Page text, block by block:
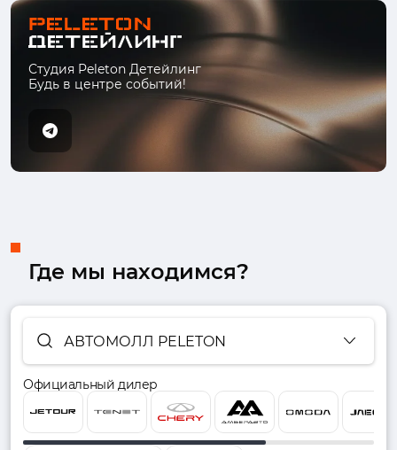
Студия Peleton Детейлинг
Будь в центре событий!
Где мы находимся?
АВТОМОЛЛ PELETON
Официальный дилер